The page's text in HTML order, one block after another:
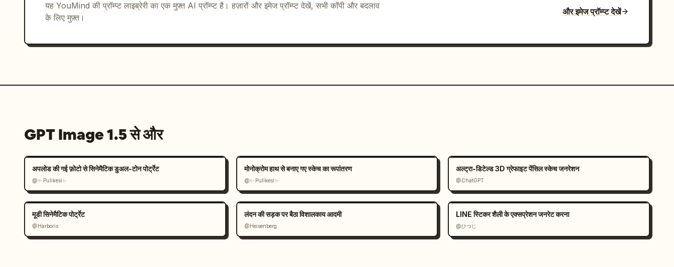
यह YouMind की प्रॉम्प्ट लाइब्रेरी का एक मुफ़्त AI प्रॉम्प्ट है। हज़ारों और इमेज प्रॉम्प्ट देखें, सभी कॉपी और बदलाव
के लिए मुफ़्त।
और इमेज प्रॉम्प्ट देखें
GPT Image 1.5 से और
अपलोड की गई फ़ोटो से सिनेमैटिक डुअल-टोन पोर्ट्रेट
@✨ Pulikesi✨
मोनोक्रोम हाथ से बनाए गए स्केच का रूपांतरण
@✨ Pulikesi✨
अल्ट्रा-डिटेल्ड 3D ग्रेफाइट पेंसिल स्केच जनरेशन
@ChatGPT
मूडी सिनेमैटिक पोर्ट्रेट
@Harboris
लंदन की सड़क पर बैठा विशालकाय आदमी
@Heisenberg
LINE स्टिकर शैली के एक्सप्रेशन जनरेट करना
@ひつじ